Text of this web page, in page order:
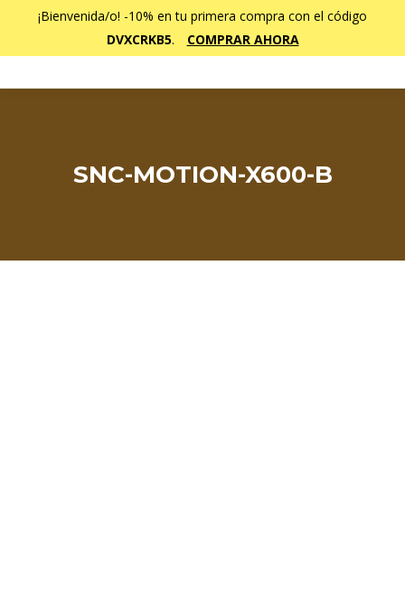
¡Bienvenida/o! -10% en tu primera compra con el código
DVXCRKB5. COMPRAR AHORA
SNC-MOTION-X600-B